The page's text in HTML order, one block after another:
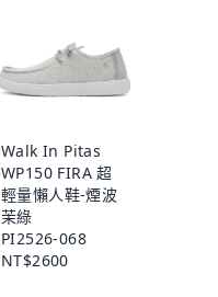
Walk In Pitas
WP150 FIRA 超
輕量懶人鞋-煙波
茉綠
PI2526-068
NT$2600